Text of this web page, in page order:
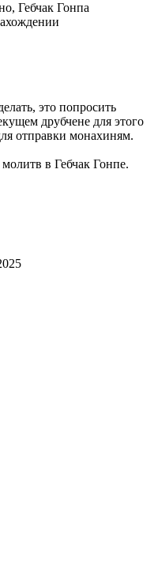
Гебчак Гонпа
это попросить
друбчене для этого
отправки монахиням.
в Гебчак Гонпе.